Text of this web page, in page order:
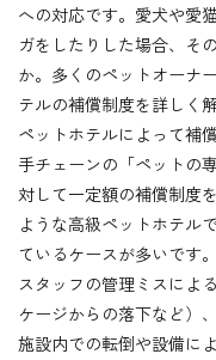
への対応です。愛犬や愛
ガをしたりした場合、そ
か。多くのペットオーナ
テルの補償制度を詳しく
ペットホテルによって補
手チェーンの「ペットの
対して一定額の補償制度
ような高級ペットホテル
ているケースが多いです
スタッフの管理ミスによ
ケージからの落下など）
施設内での転倒や設備に